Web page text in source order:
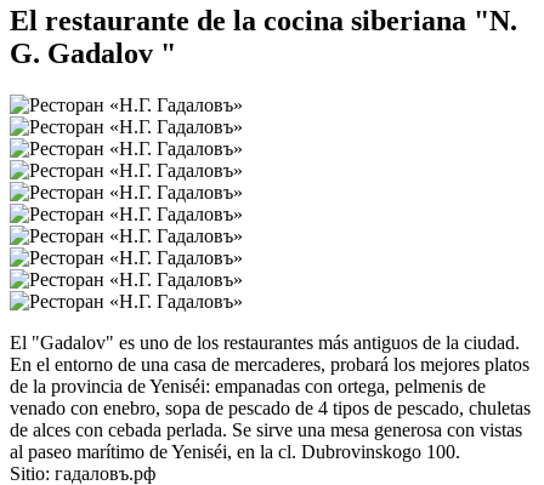
El restaurante de la cocina siberiana "N.
G. Gadalov "
El "Gadalov" es uno de los restaurantes más antiguos de la ciudad.
En el entorno de una casa de mercaderes, probará los mejores platos
de la provincia de Yeniséi: empanadas con ortega, pelmenis de
venado con enebro, sopa de pescado de 4 tipos de pescado, chuletas
de alces con cebada perlada. Se sirve una mesa generosa con vistas
al paseo marítimo de Yeniséi, en la cl. Dubrovinskogo 100.
Sitio: гадаловъ.рф